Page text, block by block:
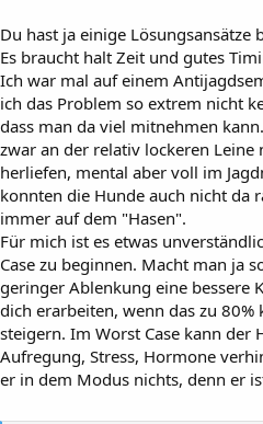
Du hast ja einige Lösungsansätze
Es braucht halt Zeit und gutes
Ich war mal auf einem
ich das Problem so extrem nicht
dass man da viel mitnehmen
zwar an der relativ lockeren Leine
herliefen, mental aber voll im
konnten die Hunde auch nicht da
immer auf dem "Hasen".
Für mich ist es etwas
Case zu beginnen. Macht man ja
geringer Ablenkung eine bessere
dich erarbeiten, wenn das zu
steigern. Im Worst Case kann der
Aufregung, Stress, Hormone
er in dem Modus nichts, denn er